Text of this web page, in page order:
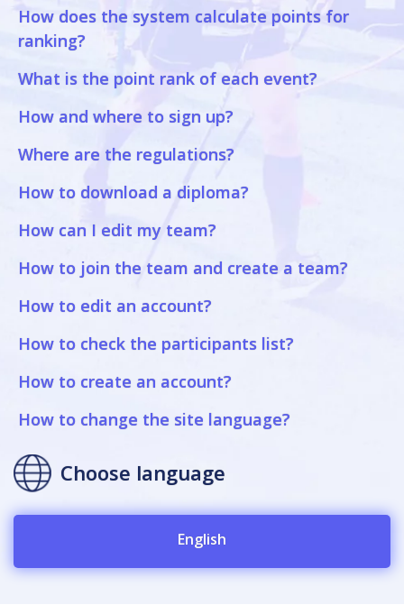
How does the system calculate points for
ranking?
What is the point rank of each event?
How and where to sign up?
Where are the regulations?
How to download a diploma?
How can I edit my team?
How to join the team and create a team?
How to edit an account?
How to check the participants list?
How to create an account?
How to change the site language?
Choose language
English